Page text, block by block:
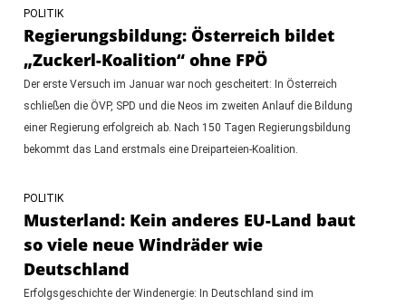
POLITIK
Regierungsbildung: Österreich bildet
„Zuckerl-Koalition“ ohne FPÖ
Der erste Versuch im Januar war noch gescheitert: In Österreich
schließen die ÖVP, SPD und die Neos im zweiten Anlauf die Bildung
einer Regierung erfolgreich ab. Nach 150 Tagen Regierungsbildung
bekommt das Land erstmals eine Dreiparteien-Koalition.
POLITIK
Musterland: Kein anderes EU-Land baut
so viele neue Windräder wie
Deutschland
Erfolgsgeschichte der Windenergie: In Deutschland sind im